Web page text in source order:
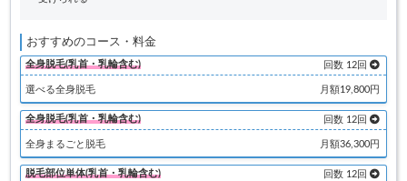
おすすめのコース・料金
全身脱毛(乳首・乳輪含む) 回数 12回
選べる全身脱毛 月額19,800円
全身脱毛(乳首・乳輪含む) 回数 12回
全身まるごと脱毛 月額36,300円
脱毛部位単体(乳首・乳輪含む) 回数 12回